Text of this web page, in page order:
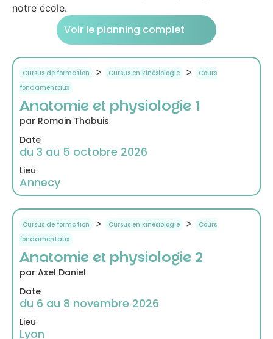
notre école.
Voir le planning complet
Cursus de formation > Cursus en kinésiologie >
Cours
fondamentaux
Anatomie et physiologie 1
par Romain Thabuis
Date
du 3 au 5 octobre 2026
Lieu
Annecy
Cursus de formation > Cursus en kinésiologie >
Cours
fondamentaux
Anatomie et physiologie 2
par Axel Daniel
Date
du 6 au 8 novembre 2026
Lieu
Lyon